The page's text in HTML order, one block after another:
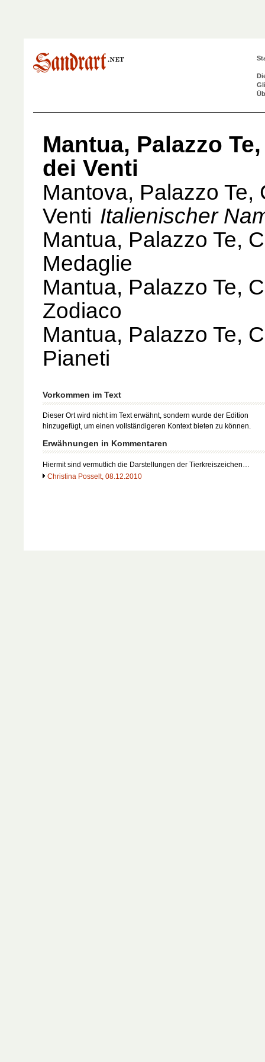
Mantua, Palazzo
dei Venti
Mantova, Palazzo Te,
Venti Italienischer
Mantua, Palazzo Te,
Medaglie
Mantua, Palazzo Te,
Zodiaco
Mantua, Palazzo Te,
Pianeti
Vorkommen im Text
Dieser Ort wird nicht im Text erwähnt, sondern wurde der Edition
hinzugefügt, um einen vollständigeren Kontext bieten zu können.
Erwähnungen in Kommentaren
Hiermit sind vermutlich die Darstellungen der Tierkreiszeichen…
Christina Posselt, 08.12.2010